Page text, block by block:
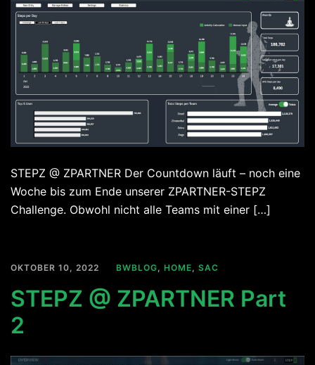
STEPZ @ ZPARTNER Der Countdown läuft – noch eine
Woche bis zum Ende unserer ZPARTNER-STEPZ
Challenge. Obwohl nicht alle Teams mit einer […]
OKTOBER 10, 2022 BWBLOG, HOME, SAC
STEPZ @ ZPARTNER Part
2